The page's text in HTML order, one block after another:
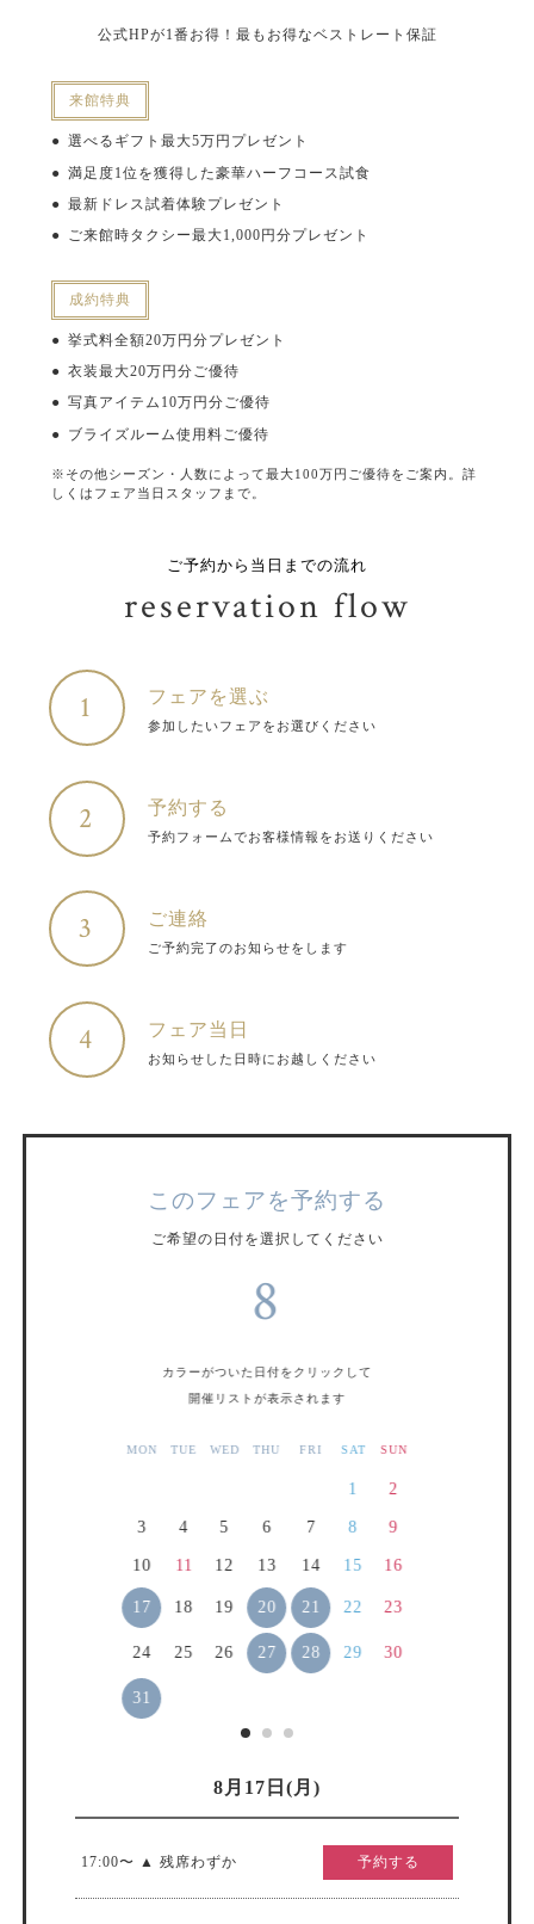
公式HPが1番お得！最もお得なベストレート保証
来館特典
選べるギフト最大5万円プレゼント
満足度1位を獲得した豪華ハーフコース試食
最新ドレス試着体験プレゼント
ご来館時タクシー最大1,000円分プレゼント
成約特典
挙式料全額20万円分プレゼント
衣装最大20万円分ご優待
写真アイテム10万円分ご優待
ブライズルーム使用料ご優待
※その他シーズン・人数によって最大100万円ご優待をご案内。詳
しくはフェア当日スタッフまで。
ご予約から当日までの流れ
reservation flow
1 フェアを選ぶ
参加したいフェアをお選びください
2 予約する
予約フォームでお客様情報をお送りください
3 ご連絡
ご予約完了のお知らせをします
4 フェア当日
お知らせした日時にお越しください
このフェアを予約する
ご希望の日付を選択してください
8
カラーがついた日付をクリックして
開催リストが表示されます
MON TUE WED THU FRI SAT SUN
1 2
3 4 5 6 7 8 9
10 11 12 13 14 15 16
17 18 19 20 21 22 23
24 25 26 27 28 29 30
31
8月17日(月)
17:00〜 ▲ 残席わずか 予約する